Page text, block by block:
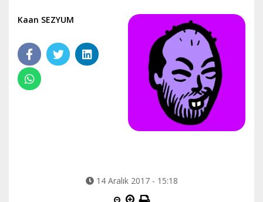
Kaan SEZYUM
14 Aralık 2017 - 15:18